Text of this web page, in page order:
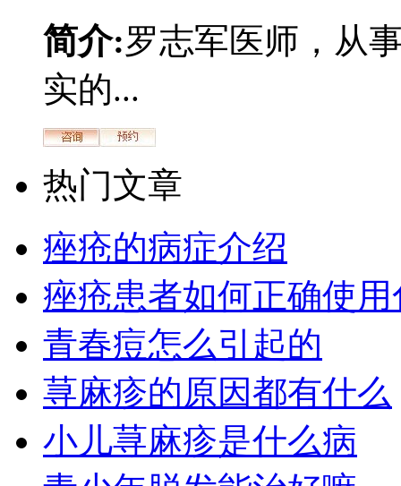
简介:罗志军医师，从
实的...
热门文章
痤疮的病症介绍
痤疮患者如何正确使
青春痘怎么引起的
荨麻疹的原因都有什么
小儿荨麻疹是什么病